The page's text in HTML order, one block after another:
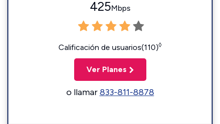
425Mbps
Calificación de usuarios(110)◊
Ver Planes
o llamar833-811-8878